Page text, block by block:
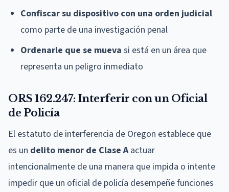
Confiscar su dispositivo con una orden judicial
como parte de una investigación penal
Ordenarle que se mueva si está en un área que
representa un peligro inmediato
ORS 162.247: Interferir con un Oficial
de Policía
El estatuto de interferencia de Oregon establece que
es un delito menor de Clase Aactuar
intencionalmente de una manera que impida o intente
impedir que un oficial de policía desempeñe funciones